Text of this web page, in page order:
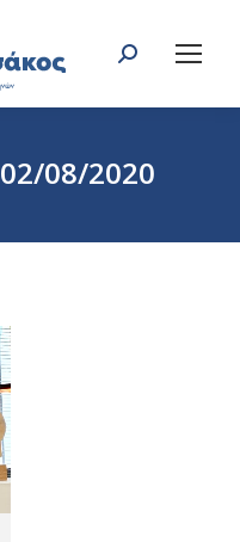
Search:
02/08/2020